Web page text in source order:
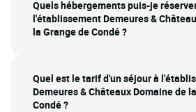
Quels hébergements puis-je
l'établissement Demeures &
la Grange de Condé ?
Quel est le tarif d'un séjour à
Demeures & Châteaux Domaine de
Condé ?